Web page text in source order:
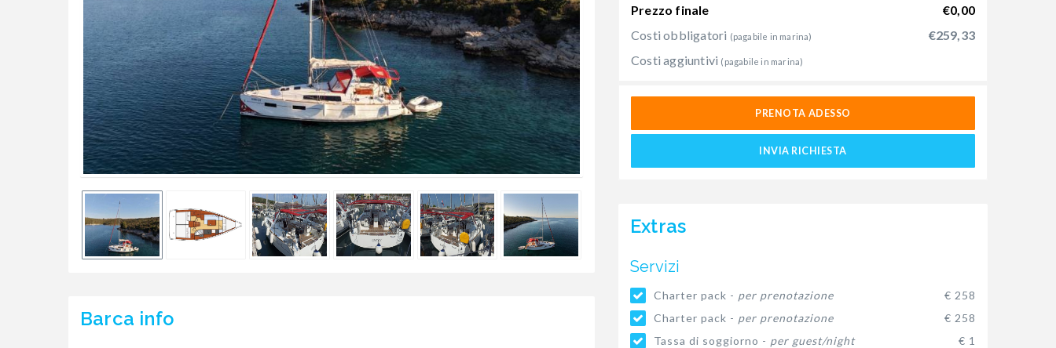
Barca info
Prezzo finale
€0,00
Costi obbligatori (pagabile in marina)
€259,33
Costi aggiuntivi (pagabile in marina)
PRENOTA ADESSO
INVIA RICHIESTA
Extras
Servizi
Charter pack - per prenotazione
€ 258
Charter pack - per prenotazione
€ 258
Tassa di soggiorno - per guest/night
€ 1